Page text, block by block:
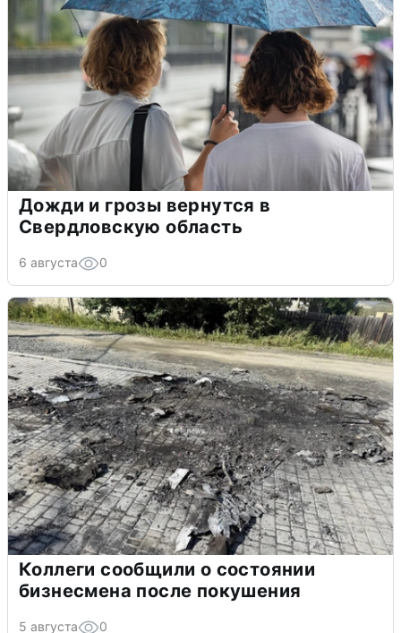
Дожди и грозы вернутся в
Свердловскую область
6 августа 0
Коллеги сообщили о состоянии
бизнесмена после покушения
5 августа 0